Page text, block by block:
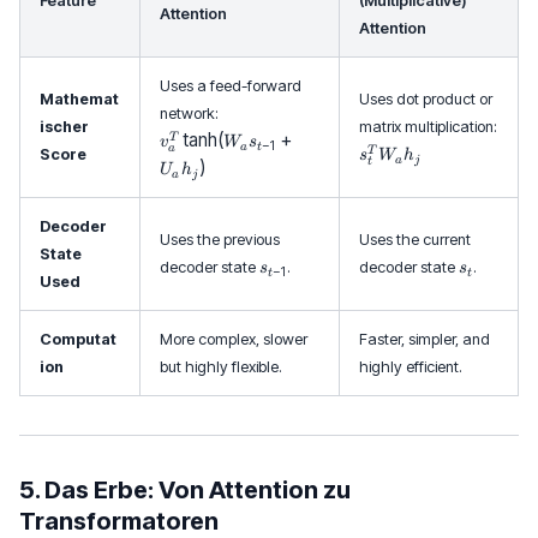
Attention
Attention
Mathemat
ischer
Score
Uses a feed-forward
network:
a
^
\t
n
h(
_
s
_{
t-
+
_
a
va
T tanh(Wast−1 +
Ua h j )
Uses dot product or
matrix multiplication:
s
^
W
_
st
T Wah j
Decoder
State
Used
Uses the previous
decoder state s
{
-
1
}
st−1 .
Uses the current
decoder state s
t
st .
Computat
ion
More complex, slower
but highly flexible.
Faster, simpler, and
highly efficient.
5. Das Erbe: Von Attention zu
Transformatoren